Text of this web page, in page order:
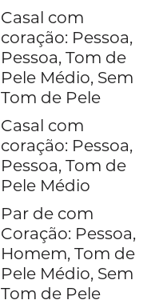
Casal com
coração: Pessoa,
Pessoa, Tom de
Pele Médio, Sem
Tom de Pele
Casal com
coração: Pessoa,
Pessoa, Tom de
Pele Médio
Par de com
Coração: Pessoa,
Homem, Tom de
Pele Médio, Sem
Tom de Pele